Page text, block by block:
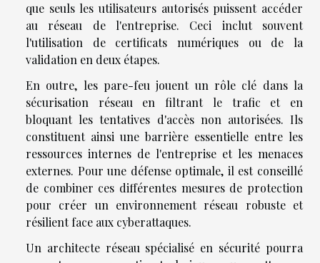
que seuls les utilisateurs autorisés puissent accéder
au réseau de l'entreprise. Ceci inclut souvent
l'utilisation de certificats numériques ou de la
validation en deux étapes.
En outre, les pare-feu jouent un rôle clé dans la
sécurisation réseau en filtrant le trafic et en
bloquant les tentatives d'accès non autorisées. Ils
constituent ainsi une barrière essentielle entre les
ressources internes de l'entreprise et les menaces
externes. Pour une défense optimale, il est conseillé
de combiner ces différentes mesures de protection
pour créer un environnement réseau robuste et
résilient face aux cyberattaques.
Un architecte réseau spécialisé en sécurité pourra